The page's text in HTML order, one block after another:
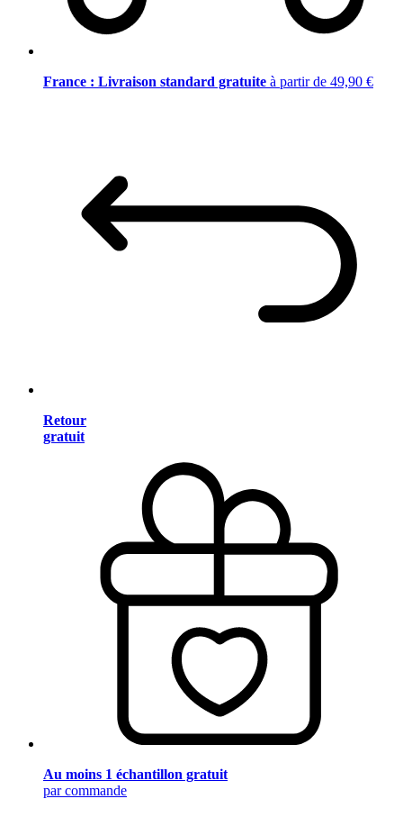
France : Livraison standard gratuite à partir de 49,90 €
Retour
gratuit
Au moins 1 échantillon gratuit
par commande